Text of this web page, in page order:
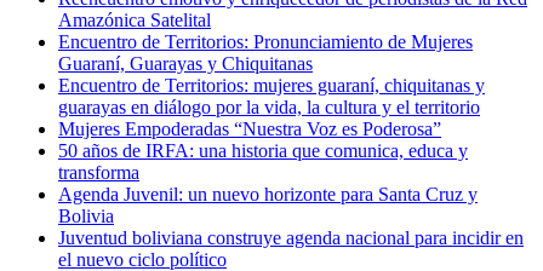
Amazónica Satelital
Encuentro de Territorios: Pronunciamiento de Mujeres
Guaraní, Guarayas y Chiquitanas
Encuentro de Territorios: mujeres guaraní, chiquitanas y
guarayas en diálogo por la vida, la cultura y el territorio
Mujeres Empoderadas “Nuestra Voz es Poderosa”
50 años de IRFA: una historia que comunica, educa y
transforma
Agenda Juvenil: un nuevo horizonte para Santa Cruz y
Bolivia
Juventud boliviana construye agenda nacional para incidir en
el nuevo ciclo político